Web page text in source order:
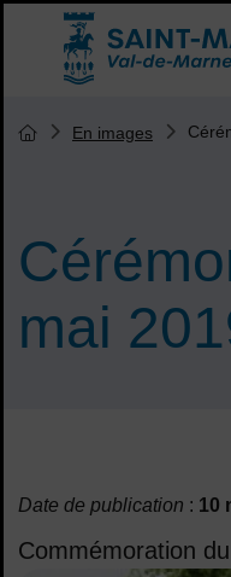
Menu de raccourcis
Accueil ville de Saint-
mai
Vous êtes ici :
Page d'accueil du site
En images
Date de publication : 10
Commémoration